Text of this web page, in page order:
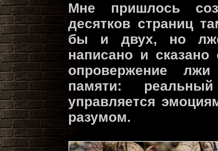
Мне пришлось
десятков страниц
бы и двух, но
написано и
опровержение
памяти:
управляется
разумом.